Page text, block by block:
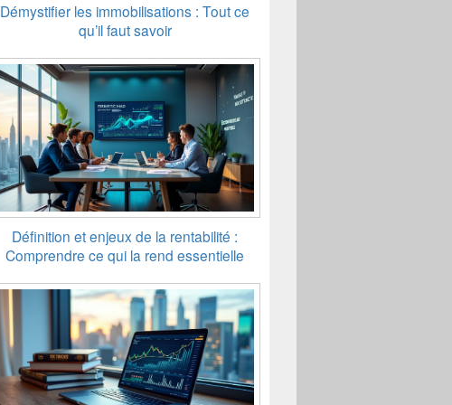
Démystifier les immobilisations : Tout ce
qu’il faut savoir
Définition et enjeux de la rentabilité :
Comprendre ce qui la rend essentielle